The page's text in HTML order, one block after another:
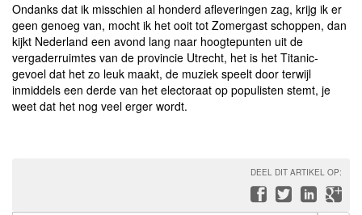
Ondanks dat ik misschien al honderd afleveringen zag, krijg ik er
geen genoeg van, mocht ik het ooit tot Zomergast schoppen, dan
kijkt Nederland een avond lang naar hoogtepunten uit de
vergaderruimtes van de provincie Utrecht, het is het Titanic-
gevoel dat het zo leuk maakt, de muziek speelt door terwijl
inmiddels een derde van het electoraat op populisten stemt, je
weet dat het nog veel erger wordt.
DEEL DIT ARTIKEL OP: